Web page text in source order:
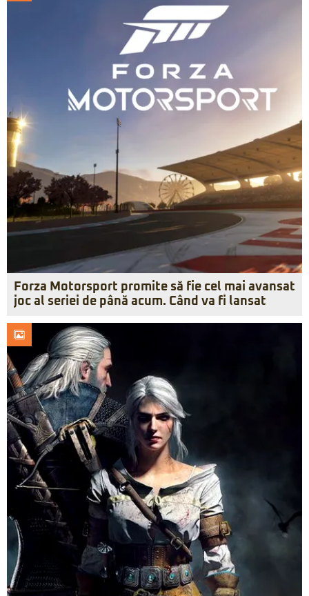
Forza Motorsport promite să fie cel mai avansat
joc al seriei de până acum. Când va fi lansat